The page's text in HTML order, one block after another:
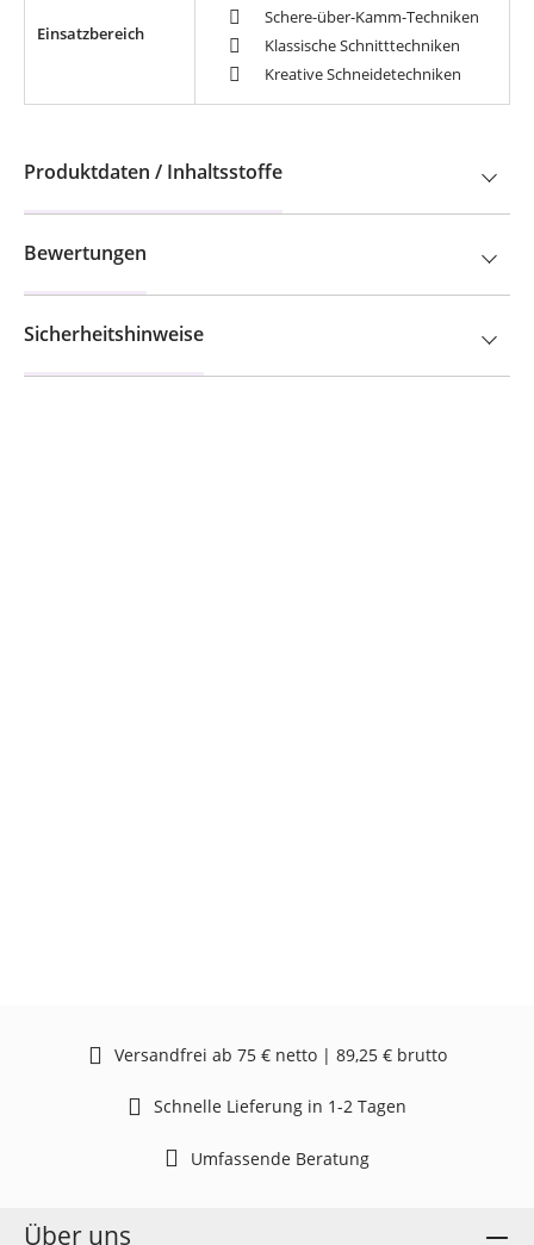
Einsatzbereich
Schere-über-Kamm-Techniken
Klassische Schnitttechniken
Kreative Schneidetechniken
Produktdaten / Inhaltsstoffe
Bewertungen
Sicherheitshinweise
Versandfrei ab 75 € netto | 89,25 € brutto
Schnelle Lieferung in 1-2 Tagen
Umfassende Beratung
Über uns